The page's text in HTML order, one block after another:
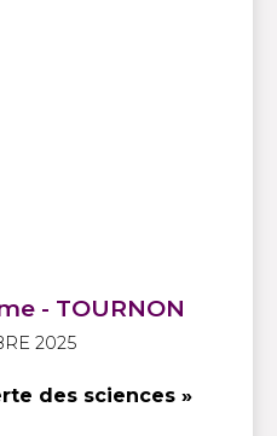
- TOURNON
2025
des sciences »